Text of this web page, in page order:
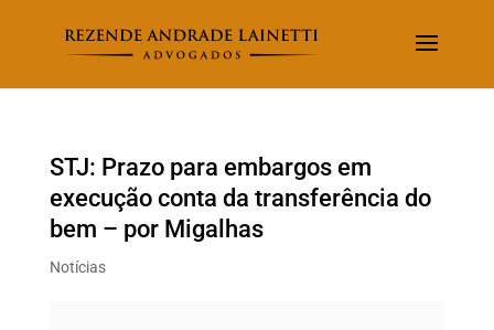
STJ: Prazo para embargos em
execução conta da transferência do
bem – por Migalhas
Notícias